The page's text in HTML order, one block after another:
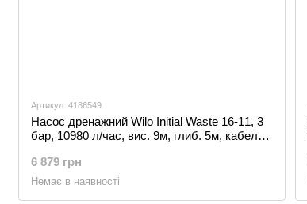
Артикул: 4186549
Насос дренажний Wilo Initial Waste 16-11, 3
бар, 10980 л/час, вис. 9м, глиб. 5м, кабель
6 879 грн
Немає в наявності